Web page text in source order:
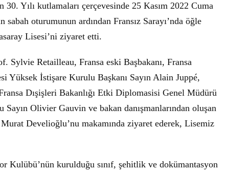
Yılı kutlamaları çerçevesinde 25 Kasım 2022 Cuma
oturumunun ardından Fransız Sarayı’nda öğle
Lisesi’ni ziyaret etti.
Sylvie Retailleau, Fransa eski Başbakanı, Fransa
Yüksek İstişare Kurulu Başkanı Sayın Alain Juppé,
Dışişleri Bakanlığı Etki Diplomasisi Genel Müdürü
Olivier Gauvin ve bakan danışmanlarından oluşan
Develioğlu’nu makamında ziyaret ederek, Lisemiz
Kulübü’nün kurulduğu sınıf, şehitlik ve dokümantasyon